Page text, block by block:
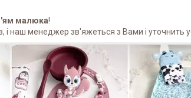
малюка!
наш менеджер зв'яжеться з Вами і уточнить